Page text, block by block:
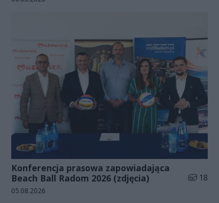
Konferencja prasowa zapowiadająca
Beach Ball Radom 2026 (zdjęcia)
Liczba
18
Data dodania galerii:
05.08.2026